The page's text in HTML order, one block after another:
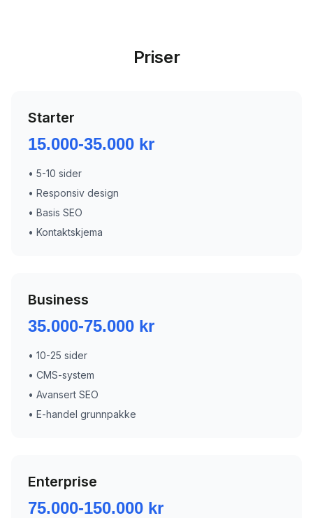
Priser
Starter
15.000-35.000 kr
• 5-10 sider
• Responsiv design
• Basis SEO
• Kontaktskjema
Business
35.000-75.000 kr
• 10-25 sider
• CMS-system
• Avansert SEO
• E-handel grunnpakke
Enterprise
75.000-150.000 kr